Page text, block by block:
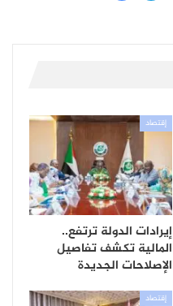
إقتصاد
إيرادات الدولة ترتفع..
المالية تكشف تفاصيل
الإصلاحات الجديدة
إقتصاد